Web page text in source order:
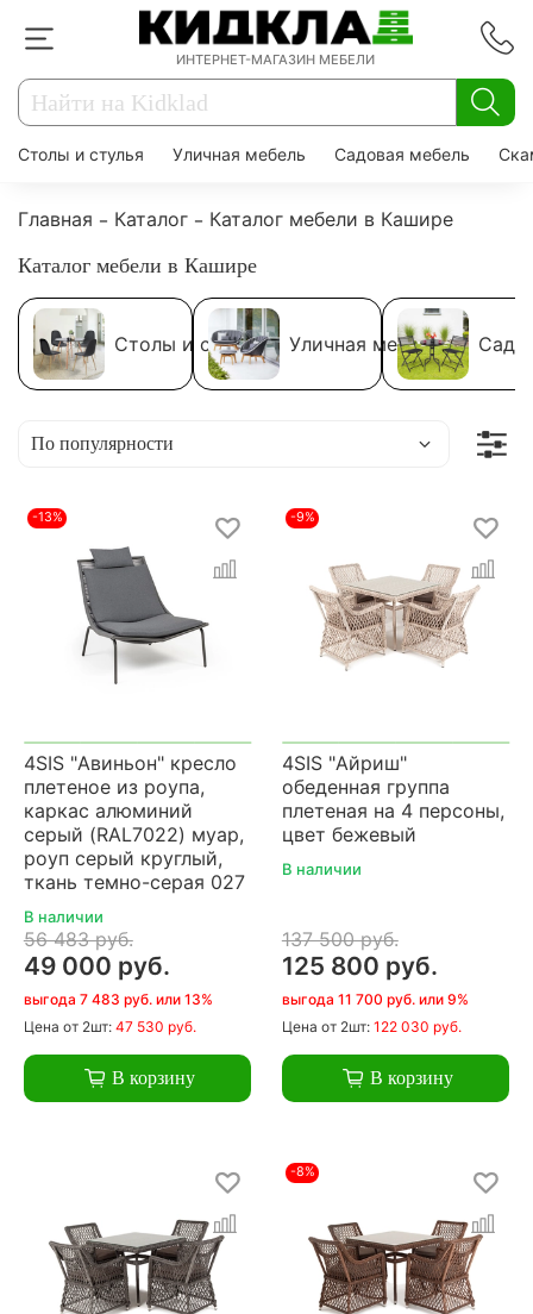
ИНТЕРНЕТ-МАГАЗИН МЕБЕЛИ
Столы и стулья Уличная мебель Садовая мебель
Главная Каталог
Каталог мебели в Кашире
Каталог мебели в Кашире
Столы и стулья Уличная мебель
-13%
4SIS "Авиньон" кресло
плетеное из роупа,
каркас алюминий
серый (RAL7022) муар,
роуп серый круглый,
ткань темно-серая 027
В наличии
56 483 руб.
49 000 руб.
выгода 7 483 руб. или 13%
Цена от 2шт: 47 530 руб.
В корзину
-9%
4SIS "Айриш"
обеденная группа
плетеная на 4 персоны,
цвет бежевый
В наличии
137 500 руб.
125 800 руб.
выгода 11 700 руб. или 9%
Цена от 2шт: 122 030 руб.
В корзину
-8%